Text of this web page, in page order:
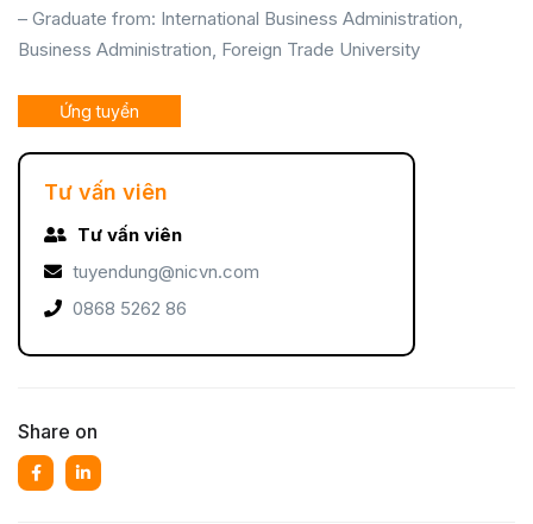
– Graduate from: International Business Administration,
Business Administration, Foreign Trade University
Ứng tuyển
Tư vấn viên
Tư vấn viên
tuyendung@nicvn.com
0868 5262 86
Share on